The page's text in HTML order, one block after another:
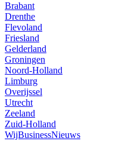
Brabant
Drenthe
Flevoland
Friesland
Gelderland
Groningen
Noord-Holland
Limburg
Overijssel
Utrecht
Zeeland
Zuid-Holland
WijBusinessNieuws